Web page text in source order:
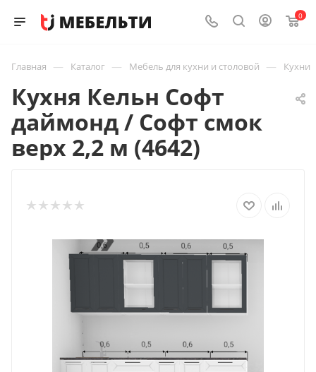
0
Главная — Каталог — Мебель для кухни и столовой — Кухни
Кухня Кельн Софт
даймонд / Софт смок
верх 2,2 м (4642)